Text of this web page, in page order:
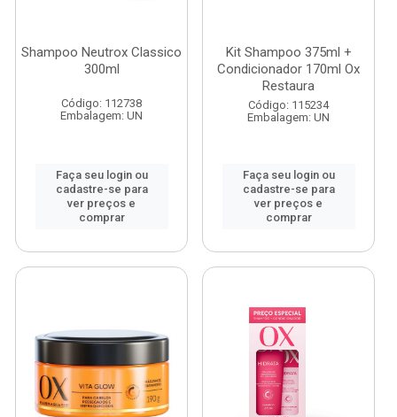
Shampoo Neutrox Classico
300ml
Código: 112738
Embalagem: UN
Faça seu login ou
cadastre-se para
ver preços e
comprar
Kit Shampoo 375ml +
Condicionador 170ml Ox
Restaura
Código: 115234
Embalagem: UN
Faça seu login ou
cadastre-se para
ver preços e
comprar